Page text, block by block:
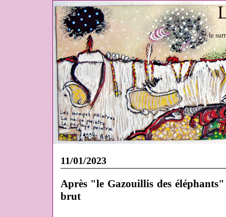
11/01/2023
Après "le Gazouillis des
brut